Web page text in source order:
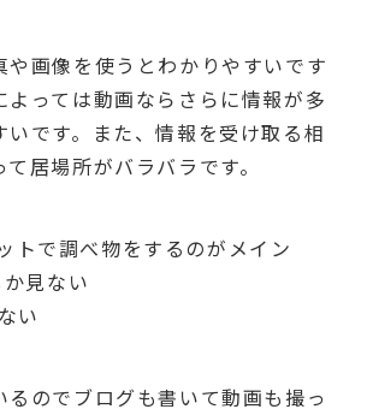
や画像を使うとわかりやすいです
よっては動画ならさらに情報が多
いです。また、情報を受け取る相
居場所がバラバラです。
トで調べ物をするのがメイン
見ない
い
るのでブログも書いて動画も撮っ